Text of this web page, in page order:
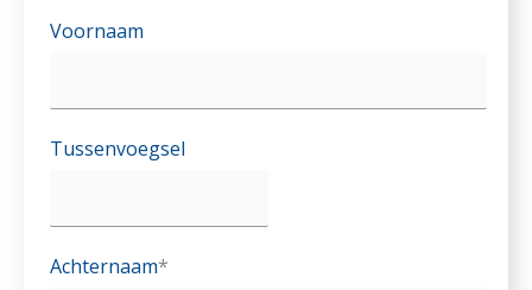
Voornaam
Tussenvoegsel
Achternaam*